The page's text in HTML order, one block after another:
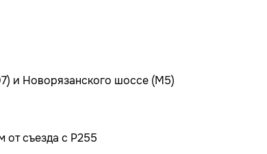
и Новорязанского шоссе (М5)
от съезда с Р255